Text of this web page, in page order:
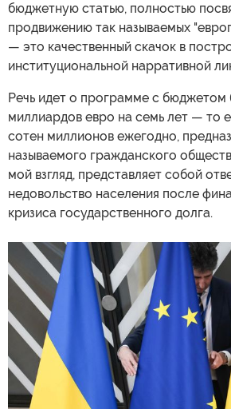
бюджетную статью, полностью
продвижению так называемых
— это качественный скачок в
институциональной нарративной
Речь идет о программе с бюджетом
миллиардов евро на семь лет — то
сотен миллионов ежегодно,
называемого гражданского
мой взгляд, представляет собой
недовольство населения после
кризиса государственного долга.